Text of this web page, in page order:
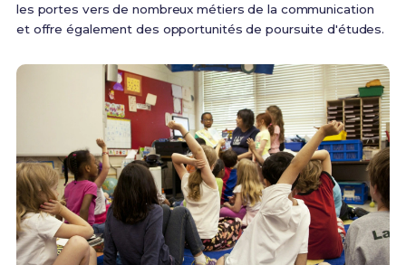
les portes vers de nombreux métiers de la communication
et offre également des opportunités de poursuite d'études.